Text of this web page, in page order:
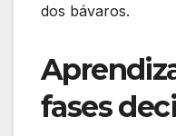
dos bávaros.
fases